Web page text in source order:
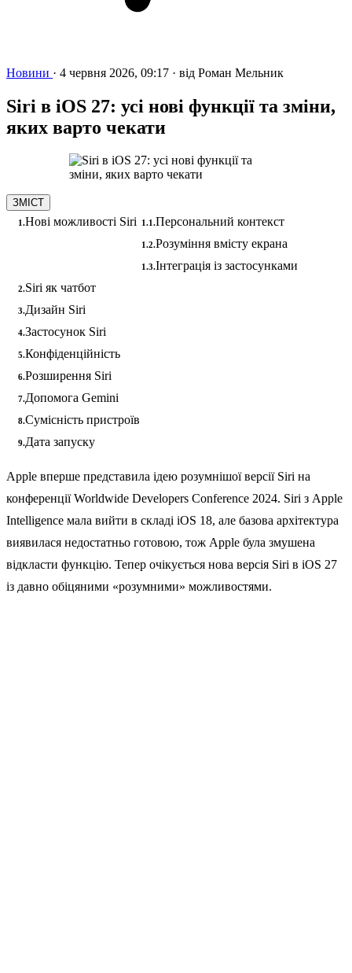
Новини · 4 червня 2026, 09:17 · від Роман Мельник
Siri в iOS 27: усі нові функції та зміни,
яких варто чекати
ЗМІСТ
Нові можливості Siri
Персональний контекст
Розуміння вмісту екрана
Інтеграція із застосунками
Siri як чатбот
Дизайн Siri
Застосунок Siri
Конфіденційність
Розширення Siri
Допомога Gemini
Сумісність пристроїв
Дата запуску
Apple вперше представила ідею розумнішої версії Siri на
конференції Worldwide Developers Conference 2024. Siri з Apple
Intelligence мала вийти в складі iOS 18, але базова архітектура
виявилася недостатньо готовою, тож Apple була змушена
відкласти функцію. Тепер очікується нова версія Siri в iOS 27
із давно обіцяними «розумними» можливостями.